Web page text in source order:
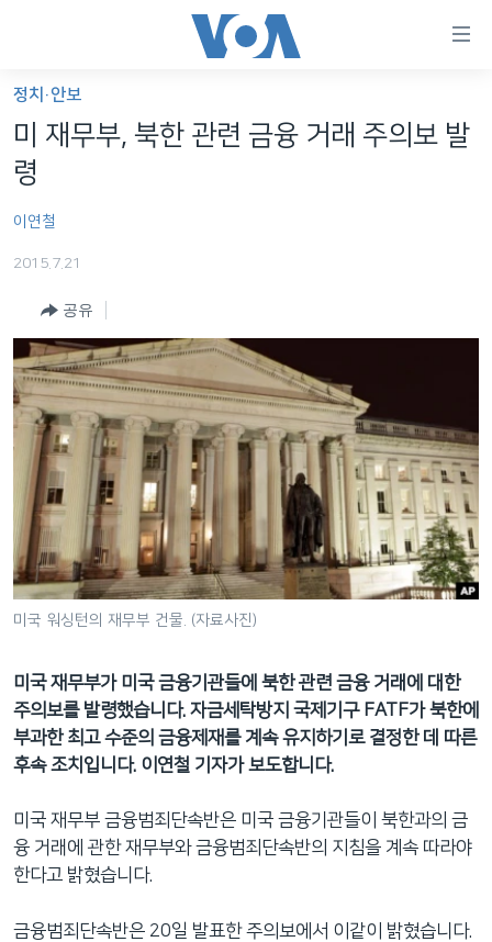
가
능
링
인
로
이
동
메
게
이
션
로
으
이
세계
라디오
프로그램
주파수 안내
언어 선택
정치·안보
미 재무부, 북한 관련 금융 거래 주의보 발
령
이연철
2015.7.21
공유
미국 워싱턴의 재무부 건물. (자료사진)
미국 재무부가 미국 금융기관들에 북한 관련 금융 거래에 대한
주의보를 발령했습니다. 자금세탁방지 국제기구 FATF가 북한에
부과한 최고 수준의 금융제재를 계속 유지하기로 결정한 데 따른
후속 조치입니다. 이연철 기자가 보도합니다.
미국 재무부 금융범죄단속반은 미국 금융기관들이 북한과의 금
융 거래에 관한 재무부와 금융범죄단속반의 지침을 계속 따라야
한다고 밝혔습니다.
금융범죄단속반은 20일 발표한 주의보에서 이같이 밝혔습니다.